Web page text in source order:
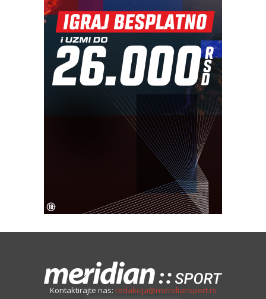
Kontaktirajte nas: redakcija@meridiansport.rs